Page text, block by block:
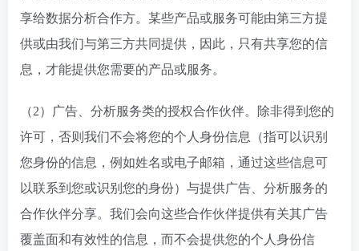
享给数据分析合作方。某些产品或服务可能由第三方提
供或由我们与第三方共同提供，因此，只有共享您的信
息，才能提供您需要的产品或服务。
（2）广告、分析服务类的授权合作伙伴。除非得到您的
许可，否则我们不会将您的个人身份信息（指可以识别
您身份的信息，例如姓名或电子邮箱，通过这些信息可
以联系到您或识别您的身份）与提供广告、分析服务的
合作伙伴分享。我们会向这些合作伙伴提供有关其广告
覆盖面和有效性的信息，而不会提供您的个人身份信